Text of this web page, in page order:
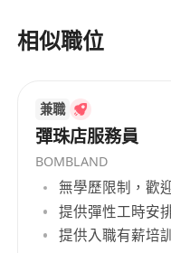
工作時間: 星期一至
具備文憑或以上學
具備本地銀行工
金融機構相關工
具備處理投訴/
具有良好的溝通
案件和高要求客戶
相似職位
兼職
彈珠店服務員
BOMBLAND
無學歷限制，歡
提供彈性工時安
提供入職有薪培